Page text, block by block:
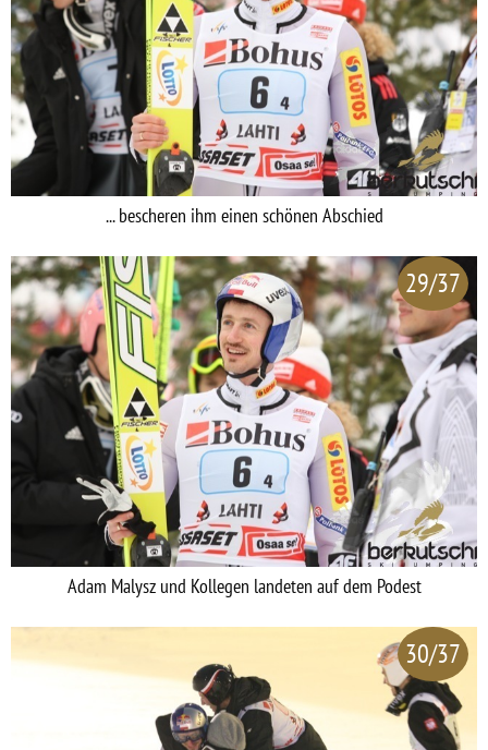
... bescheren ihm einen schönen Abschied
29/37
Adam Malysz und Kollegen landeten auf dem Podest
30/37